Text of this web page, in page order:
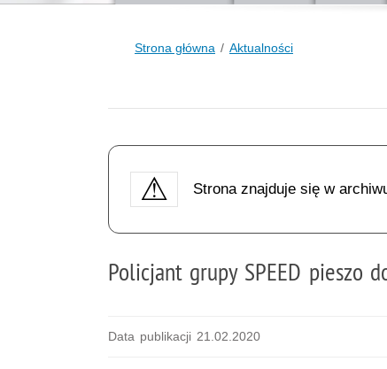
Strona główna Aktualności
Strona znajduje się w
Policjant grupy SPEED pieszo
Data publikacji 21.02.2020